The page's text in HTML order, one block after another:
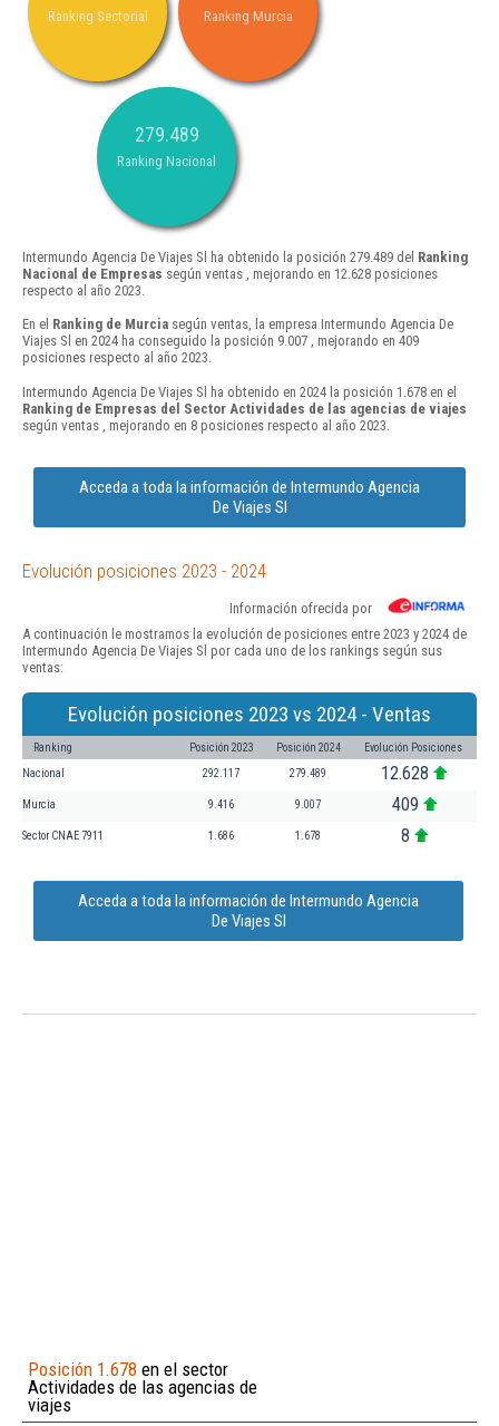
Ranking Sectorial Ranking Murcia
279.489
Ranking Nacional
Intermundo Agencia De Viajes Sl ha obtenido la posición 279.489 del Ranking
Nacional de Empresas según ventas , mejorando en 12.628 posiciones
respecto al año 2023.
En el Ranking de Murcia según ventas, la empresa Intermundo Agencia De
Viajes Sl en 2024 ha conseguido la posición 9.007 , mejorando en 409
posiciones respecto al año 2023.
Intermundo Agencia De Viajes Sl ha obtenido en 2024 la posición 1.678 en el
Ranking de Empresas del Sector Actividades de las agencias de viajes
según ventas , mejorando en 8 posiciones respecto al año 2023.
Acceda a toda la información de Intermundo Agencia
De Viajes Sl
Evolución posiciones 2023 - 2024
Información ofrecida por
A continuación le mostramos la evolución de posiciones entre 2023 y 2024 de
Intermundo Agencia De Viajes Sl por cada uno de los rankings según sus
ventas:
Evolución posiciones 2023 vs 2024 - Ventas
Ranking Posición 2023 Posición 2024 Evolución Posiciones
Nacional 292.117 279.489 12.628
Murcia 9.416 9.007 409
Sector CNAE 7911 1.686 1.678 8
Acceda a toda la información de Intermundo Agencia
De Viajes Sl
Posición 1.678 en el sector
Actividades de las agencias de
viajes